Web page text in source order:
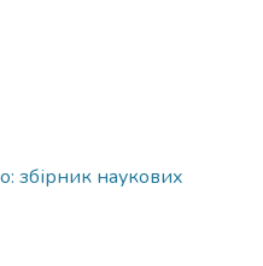
збірник наукових